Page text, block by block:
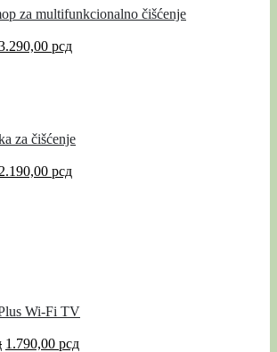
za multifunkcionalno čišćenje
рсд
za čišćenje
2.190,00 рсд
Wi-Fi TV
1.790,00 рсд